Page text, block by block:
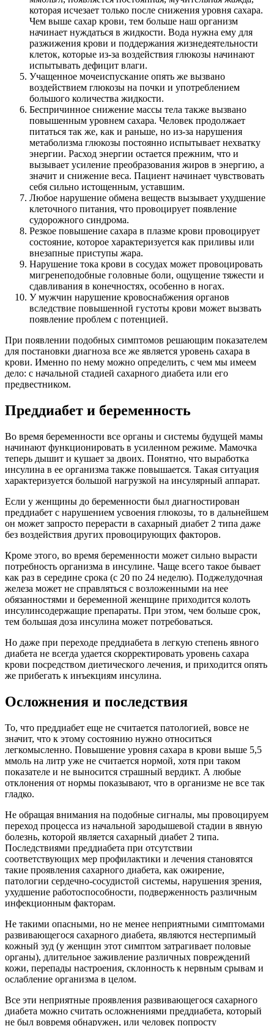
которая исчезает только после снижения уровня сахара.
Чем выше сахар крови, тем больше наш организм
начинает нуждаться в жидкости. Вода нужна ему для
разжижения крови и поддержания жизнедеятельности
клеток, которые из-за воздействия глюкозы начинают
испытывать дефицит влаги.
Учащенное мочеиспускание опять же вызвано
воздействием глюкозы на почки и употреблением
большого количества жидкости.
Беспричинное снижение массы тела также вызвано
повышенным уровнем сахара. Человек продолжает
питаться так же, как и раньше, но из-за нарушения
метаболизма глюкозы постоянно испытывает нехватку
энергии. Расход энергии остается прежним, что и
вызывает усиление преобразования жиров в энергию, а
значит и снижение веса. Пациент начинает чувствовать
себя сильно истощенным, уставшим.
Любое нарушение обмена веществ вызывает ухудшение
клеточного питания, что провоцирует появление
судорожного синдрома.
Резкое повышение сахара в плазме крови провоцирует
состояние, которое характеризуется как приливы или
внезапные приступы жара.
Нарушение тока крови в сосудах может провоцировать
мигренеподобные головные боли, ощущение тяжести и
сдавливания в конечностях, особенно в ногах.
У мужчин нарушение кровоснабжения органов
вследствие повышенной густоты крови может вызвать
появление проблем с потенцией.
При появлении подобных симптомов решающим показателем
для постановки диагноза все же является уровень сахара в
крови. Именно по нему можно определить, с чем мы имеем
дело: с начальной стадией сахарного диабета или его
предвестником.
Преддиабет и беременность
Во время беременности все органы и системы будущей мамы
начинают функционировать в усиленном режиме. Мамочка
теперь дышит и кушает за двоих. Понятно, что выработка
инсулина в ее организма также повышается. Такая ситуация
характеризуется большой нагрузкой на инсулярный аппарат.
Если у женщины до беременности был диагностирован
преддиабет с нарушением усвоения глюкозы, то в дальнейшем
он может запросто перерасти в сахарный диабет 2 типа даже
без воздействия других провоцирующих факторов.
Кроме этого, во время беременности может сильно вырасти
потребность организма в инсулине. Чаще всего такое бывает
как раз в середине срока (с 20 по 24 неделю). Поджелудочная
железа может не справляться с возложенными на нее
обязанностями и беременной женщине приходится колоть
инсулинсодержащие препараты. При этом, чем больше срок,
тем большая доза инсулина может потребоваться.
Но даже при переходе преддиабета в легкую степень явного
диабета не всегда удается скорректировать уровень сахара
крови посредством диетического лечения, и приходится опять
же прибегать к инъекциям инсулина.
Осложнения и последствия
То, что преддиабет еще не считается патологией, вовсе не
значит, что к этому состоянию нужно относиться
легкомысленно. Повышение уровня сахара в крови выше 5,5
ммоль на литр уже не считается нормой, хотя при таком
показателе и не выносится страшный вердикт. А любые
отклонения от нормы показывают, что в организме не все так
гладко.
Не обращая внимания на подобные сигналы, мы провоцируем
переход процесса из начальной зародышевой стадии в явную
болезнь, которой является сахарный диабет 2 типа.
Последствиями преддиабета при отсутствии
соответствующих мер профилактики и лечения становятся
такие проявления сахарного диабета, как ожирение,
патологии сердечно-сосудистой системы, нарушения зрения,
ухудшение работоспособности, подверженность различным
инфекционным факторам.
Не такими опасными, но не менее неприятными симптомами
развивающегося сахарного диабета, являются нестерпимый
кожный зуд (у женщин этот симптом затрагивает половые
органы), длительное заживление различных повреждений
кожи, перепады настроения, склонность к нервным срывам и
ослабление организма в целом.
Все эти неприятные проявления развивающегося сахарного
диабета можно считать осложнениями преддиабета, который
не был вовремя обнаружен, или человек попросту